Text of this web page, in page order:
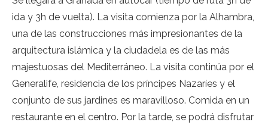
ida y 3h de vuelta). La visita comienza por la Alhambra,
una de las construcciones más impresionantes de la
arquitectura islámica y la ciudadela es de las más
majestuosas del Mediterráneo. La visita continúa por el
Generalife, residencia de los príncipes Nazaríes y el
conjunto de sus jardines es maravilloso. Comida en un
restaurante en el centro. Por la tarde, se podrá disfrutar